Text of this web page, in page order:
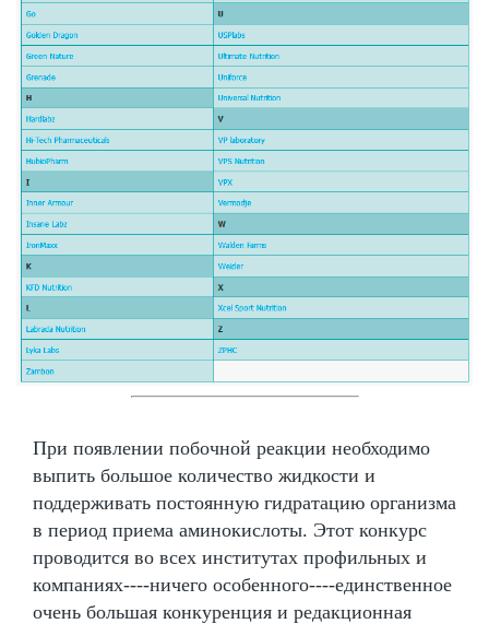
При появлении побочной реакции необходимо
выпить большое количество жидкости и
поддерживать постоянную гидратацию организма
в период приема аминокислоты. Этот конкурс
проводится во всех институтах профильных и
компаниях----ничего особенного----единственное
очень большая конкуренция и редакционная